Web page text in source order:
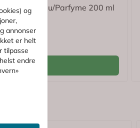
SPF50+ u/Parfyme 200 ml
Kjøp
og
annonser
er helt
tilpasse
endre